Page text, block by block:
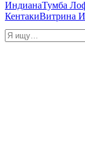
ИндианаТумба
КентакиВитрина